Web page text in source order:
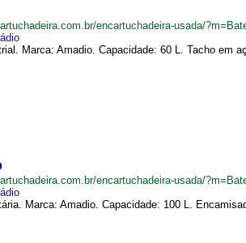
encartuchadeira-usada/
Marca: Amadio. Capacidade: 60 L. Tacho em
encartuchadeira-usada/
Marca: Amadio. Capacidade: 100 L.